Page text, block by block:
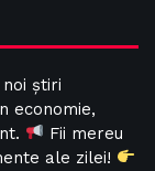
știri
economie,
Fii mereu
ale zilei!